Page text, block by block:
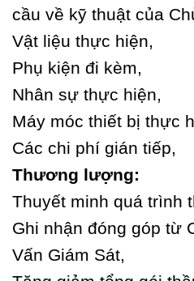
cầu về kỹ thuật của
Vật liệu thực hiện,
Phụ kiện đi kèm,
Nhân sự thực hiện,
Máy móc thiết bị thực
Các chi phí gián tiếp,
Thương lượng:
Thuyết minh quá trình
Ghi nhận đóng góp từ
Vấn Giám Sát,